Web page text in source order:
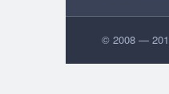
© 2008 —